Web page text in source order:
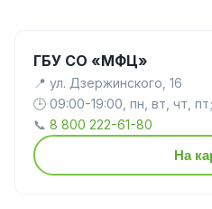
ГБУ СО «МФЦ»
📍 ул. Дзержинского, 16
🕒 09:00-19:00, пн, вт, чт,
📞 8 800 222-61-80
На